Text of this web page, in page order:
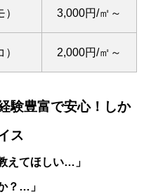
3,000円/㎡～
2,000円/㎡～
験豊富で安心！しか
ス
えてほしい…」
？…」